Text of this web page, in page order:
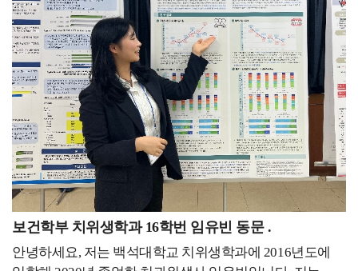
와인 소믈리에, 심폐소생술, 태권도 2단 등 다양한
자격증을 취득하며 미래를 준비하였습니다. 백녹담 :
청해진 프로그램을 통해 해외에 다녀오셨던 경험이 나중에
취업할 때도 굉장히 좋은 스펙으로 작용했을 것 같습니다.
어떻게 해서 신청하게 되셨는지도 함께 말씀
부탁드립니다. 우성하 동문 : 네. 문화적인 경험도 많이
쌓고, 해외에서 일하고 왔다는 것 자체가 큰 메리트였던 것
같아요. 그때 코로나로 인해 항공업계 같은 경우는 공채가
거의 없을 시기였는데, 청해진을 통해 경력을 쌓으면 좋을
것 같다고 교수님이 추천해 주셨습니다. 처음에 입학해서
면담할 때부터 교수님께서 어학 능력 등 저의 역량을 높게
봐주셨고, 코로나 시기를 잘 보내면 좋겠다는 마음에 가장
도움이 될 수 있는 청해진을 추천해 주셨던 것 같습니다.
대상을 수상을 하기도 했고,서비스경력을 쌓기위해 백화점
안내데스크에서 1년간 경력을 쌓기도 했습니다.이렇게
교내, 대외활동에 끊임없이 도전하고 열심히 참여하면서
느낀 점은 모든 경험은 필연적으로 나에게 좋은 배움이
된다는 것이었습니다.경험은 단순히 자기소개서 이력
1줄에 불과하는 게 아니고, 인생에 있어서 평생 좋은
거름과 양분이 될 거라 믿습니다. 코로나19가 전
세계적으로 발병된 2020년, 위기를 맞은 항공업계는
채용이 전무했고, 그 시기 저는 4학년 졸업예정자였습니다.
고교 시절부터 항공 객실승무원이라는 꿈만 바라본
저에게는 세상이 무너지는 기분이었습니다.어느 날은
한참을 울었어요 승무원이 아니고서 하고싶은 일을
생각해본 적이 없을 정도로 저에겐 간절한 꿈이었거든요.
보건학부 치위생학과 16학번 임유빈 동문 .
안녕하세요, 저는 백석대학교 치위생학과에 2016년도에